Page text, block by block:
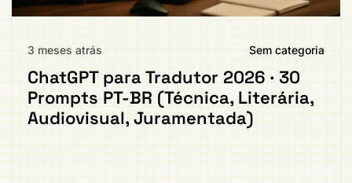
3 meses atrás Sem categoria
ChatGPT para Tradutor 2026 · 30
Prompts PT-BR (Técnica, Literária,
Audiovisual, Juramentada)